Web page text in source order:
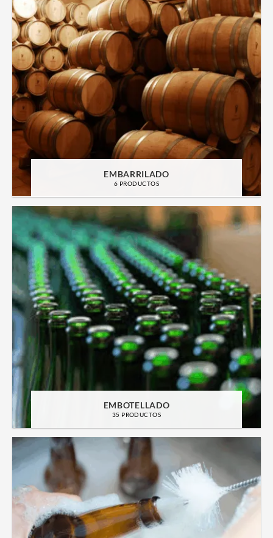
EMBARRILADO
6 PRODUCTOS
EMBOTELLADO
35 PRODUCTOS